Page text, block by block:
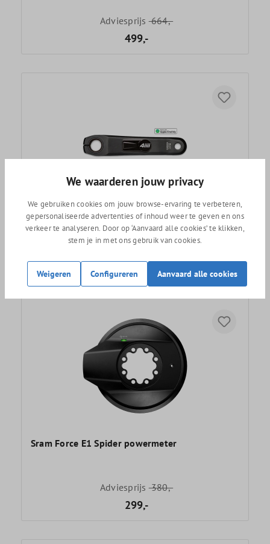
Adviesprijs664,-
499,-
4iiii Precision 3+ Ultegra R8100 powermeter
459,-
Sram Force E1 Spider powermeter
Adviesprijs380,-
299,-
We waarderen jouw privacy
We gebruiken cookies om jouw browse-ervaring te verbeteren,
gepersonaliseerde advertenties of inhoud weer te geven en ons
verkeer te analyseren. Door op ‘Aanvaard alle cookies’ te klikken,
stem je in met ons gebruik van cookies.
Weigeren Configureren Aanvaard alle cookies